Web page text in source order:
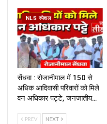
NLS स्पेशल
सेंधवा : रोजानीमाल में 150 से
अधिक आदिवासी परिवारों को मिले
वन अधिकार पट्टे, जनजातीय…
PREV NEXT